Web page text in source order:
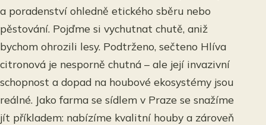
a poradenství ohledně etického sběru nebo
pěstování. Pojďme si vychutnat chutě, aniž
bychom ohrozili lesy. Podtrženo, sečteno Hlíva
citronová je nesporně chutná – ale její invazivní
schopnost a dopad na houbové ekosystémy jsou
reálné. Jako farma se sídlem v Praze se snažíme
jít příkladem: nabízíme kvalitní houby a zároveň